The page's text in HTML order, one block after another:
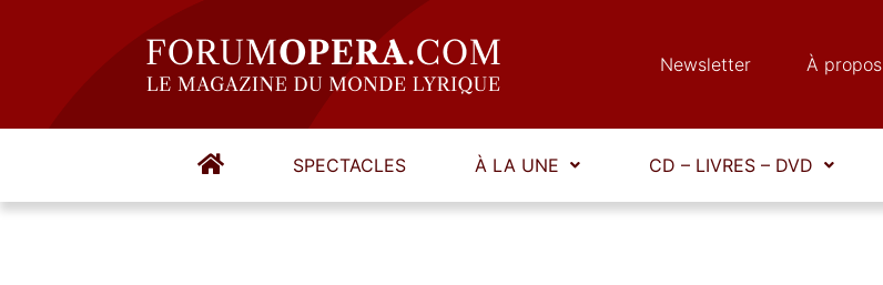
Newsletter À propos
SPECTACLES À LA UNE CD – LIVRES – DVD